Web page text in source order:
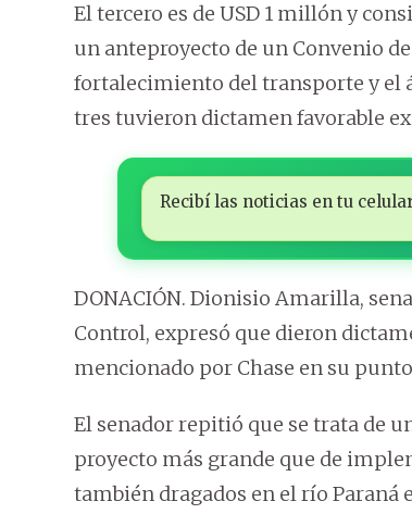
El tercero es de USD 1 millón y
un anteproyecto de un Convenio
fortalecimiento del transporte y el
tres tuvieron dictamen favorable
Recibí las noticias en tu
DONACIÓN. Dionisio Amarilla,
Control, expresó que dieron
mencionado por Chase en su
El senador repitió que se trata de
proyecto más grande que de
también dragados en el río Paraná